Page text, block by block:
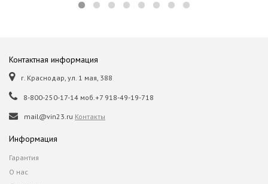
Контактная информация
г. Краснодар, ул. 1 мая, 388
8-800-250-17-14 моб.+7 918-49-19-718
mail@vin23.ru Контакты
Информация
Гарантия
О нас